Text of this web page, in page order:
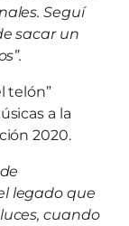
Seguí
sacar un
telón”
a la
2020.
legado que
cuando